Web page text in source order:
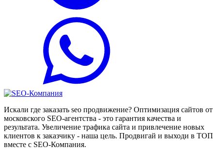
Искали где заказать seo продвижение? Оптимизация сайтов от
московского SEO-агентства - это гарантия качества и
результата. Увеличение трафика сайта и привлечение новых
клиентов к заказчику - наша цель. Продвигай и выходи в ТОП
вместе с SEO-Компания.